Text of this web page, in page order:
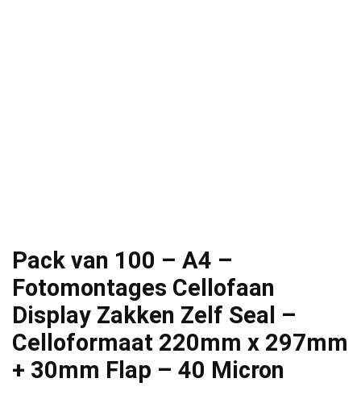
Pack van 100 – A4 –
Fotomontages Cellofaan
Display Zakken Zelf Seal –
Celloformaat 220mm x 297mm
+ 30mm Flap – 40 Micron